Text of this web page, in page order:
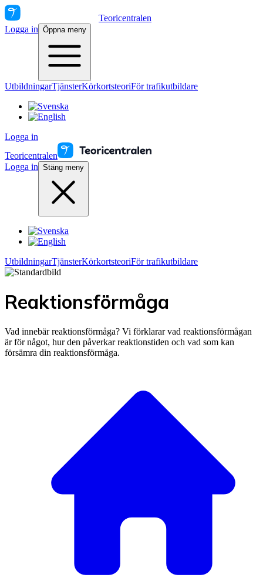
Teoricentralen
Logga in Öppna meny
UtbildningarTjänsterKörkortsteoriFör trafikutbildare
Logga in
Teoricentralen
Logga in Stäng meny
UtbildningarTjänsterKörkortsteoriFör trafikutbildare
Reaktionsförmåga
Vad innebär reaktionsförmåga? Vi förklarar vad reaktionsförmågan
är för något, hur den påverkar reaktionstiden och vad som kan
försämra din reaktionsförmåga.